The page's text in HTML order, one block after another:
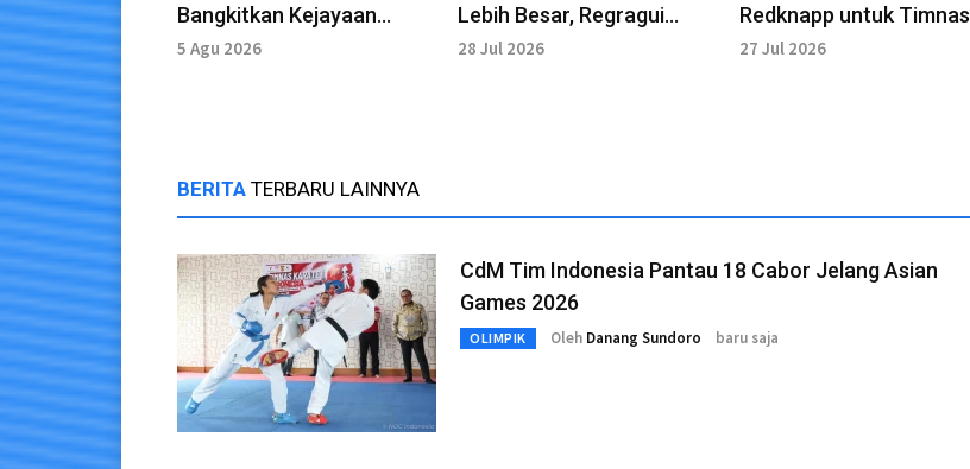
Bangkitkan Kejayaan
Pantai Gading
5 Agu 2026
Lebih Besar, Regragui
Ungkap Target Final Piala
28 Jul 2026
Redknapp untuk Timnas
Inggris, Ini Alasannya
27 Jul 2026
BERITA TERBARU LAINNYA
CdM Tim Indonesia Pantau 18 Cabor Jelang Asian
Games 2026
OLIMPIK Oleh Danang Sundoro baru saja